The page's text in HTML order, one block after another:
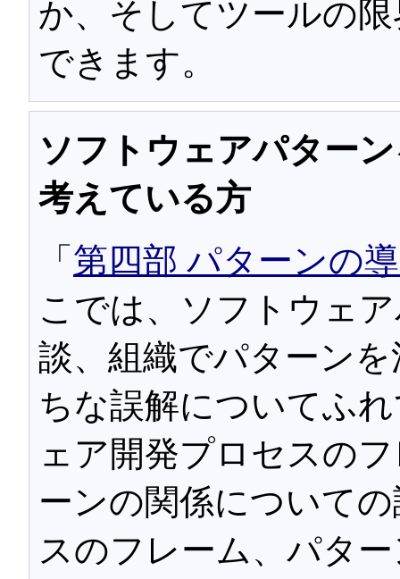
か、そしてツールの
できます。
ソフトウェアパター
考えている方
「 第四部 パターンの
こでは、ソフトウェ
談、組織でパターン
ちな誤解についてふ
ェア開発プロセスの
ーンの関係について
スのフレーム、パタ